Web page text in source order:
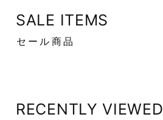
SALE ITEMS
セール商品
RECENTLY VIEWED